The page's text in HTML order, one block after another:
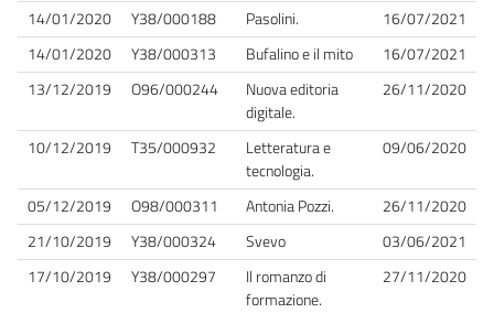
14/01/2020
Y38/000188 Pasolini.
16/07/2021
14/01/2020
Y38/000313 Bufalino e il mito
16/07/2021
13/12/2019
O96/000244
Nuova editoria
digitale.
26/11/2020
10/12/2019 T35/000932
Letteratura e
tecnologia.
09/06/2020
05/12/2019 O98/000311 Antonia Pozzi.
26/11/2020
21/10/2019
Y38/000324 Svevo
03/06/2021
17/10/2019
Y38/000297
Il romanzo di
formazione.
27/11/2020